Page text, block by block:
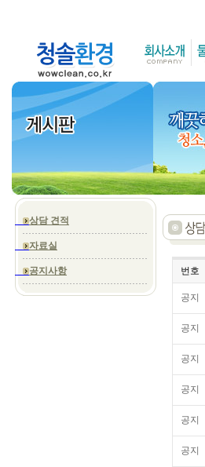
상담 견적
자료실
공지사항 번호
공지
공지
공지
공지
공지
공지